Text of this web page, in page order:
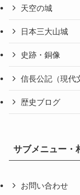
天空の城
日本三大山城
史跡・銅像
信長公記（現代
歴史ブログ
サブメニュー・
お問い合わせ